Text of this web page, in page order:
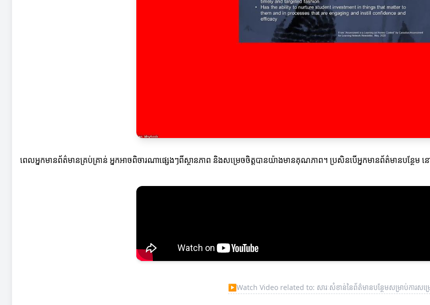
ពេលអ្នកមានព័ត៌មានគ្រប់គ្រាន់ អ្នកអាចពិចារណាផ្សេងៗពីស្ថានភាព និងសម្រេចចិត្តបានយ៉ាងមានគុណភាព។ ប្រសិនបើអ្នកមានព័ត៌មានបន្ថែម
▶Watch Video related to: សារៈសំខាន់នៃព័ត៌មានបន្ថែមសម្រាប់ការសម្រ